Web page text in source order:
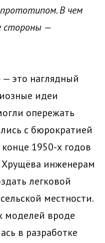
В чем
стороны —
это наглядный
идеи
опережать
с бюрократией
1950-х годов
инженерам
легковой
местности.
моделей вроде
в разработке